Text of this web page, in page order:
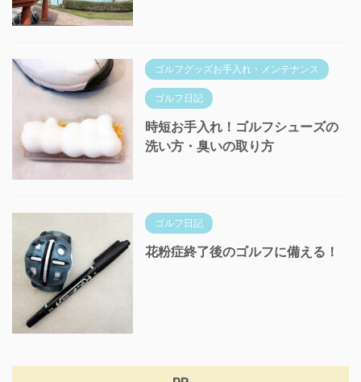
ゴルフグッズお手入れ・メンテナンス
ゴルフ日記
時短お手入れ！ゴルフシューズの
洗い方・臭いの取り方
ゴルフ日記
花粉症終了後のゴルフに備える！